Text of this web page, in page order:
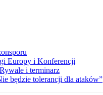
Europy i Konferencji
i terminarz
będzie tolerancji dla ataków”